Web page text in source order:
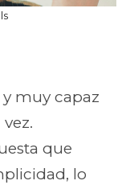
muy capaz
que
lo